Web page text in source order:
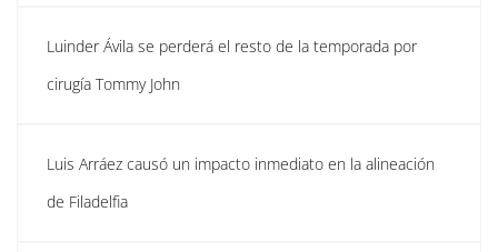
Luinder Ávila se perderá el resto de la temporada por
cirugía Tommy John
Luis Arráez causó un impacto inmediato en la alineación
de Filadelfia